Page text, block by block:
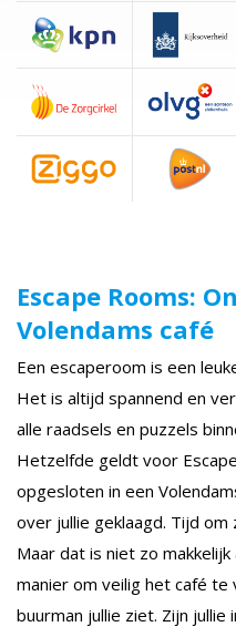
Escape Rooms:
Volendams café
Een escaperoom is een
Het is altijd spannend en
alle raadsels en puzzels
Hetzelfde geldt voor
opgesloten in een
over jullie geklaagd. Tijd
Maar dat is niet zo
manier om veilig het café
buurman jullie ziet. Zijn